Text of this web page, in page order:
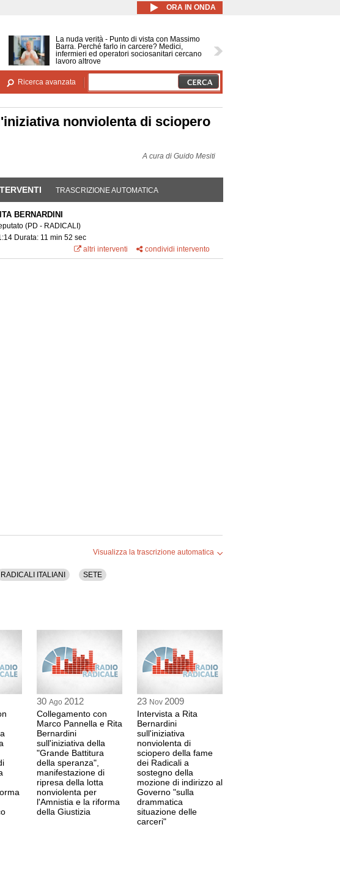
ORA IN ONDA
La nuda verità - Punto di vista con Massimo
Barra. Perché farlo in carcere? Medici,
infermieri ed operatori sociosanitari cercano
lavoro altrove
Ricerca avanzata
nonviolenta di sciopero
A cura di Guido Mesiti
(SCHEDA ATTIVA)
TRASCRIZIONE AUTOMATICA
BERNARDINI
(PD - RADICALI)
Durata: 11 min 52 sec
altri interventi
condividi intervento
Visualizza la trascrizione automatica
RADICALI ITALIANI SETE
30 Ago 2012
Collegamento con
Marco Pannella e Rita
Bernardini
sull'iniziativa della
"Grande Battitura
della speranza",
manifestazione di
ripresa della lotta
nonviolenta per
l'Amnistia e la riforma
della Giustizia
23 Nov 2009
Intervista a Rita
Bernardini
sull'iniziativa
nonviolenta di
sciopero della fame
dei Radicali a
sostegno della
mozione di indirizzo al
Governo "sulla
drammatica
situazione delle
carceri"